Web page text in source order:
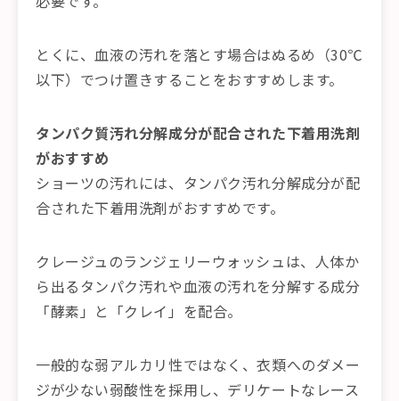
とくに、血液の汚れを落とす場合はぬるめ（30℃
以下）でつけ置きすることをおすすめします。
タンパク質汚れ分解成分が配合された下着用洗剤
がおすすめ
ショーツの汚れには、タンパク汚れ分解成分が配
合された下着用洗剤がおすすめです。
クレージュのランジェリーウォッシュは、人体か
ら出るタンパク汚れや血液の汚れを分解する成分
「酵素」と「クレイ」を配合。
一般的な弱アルカリ性ではなく、衣類へのダメー
ジが少ない弱酸性を採用し、デリケートなレース